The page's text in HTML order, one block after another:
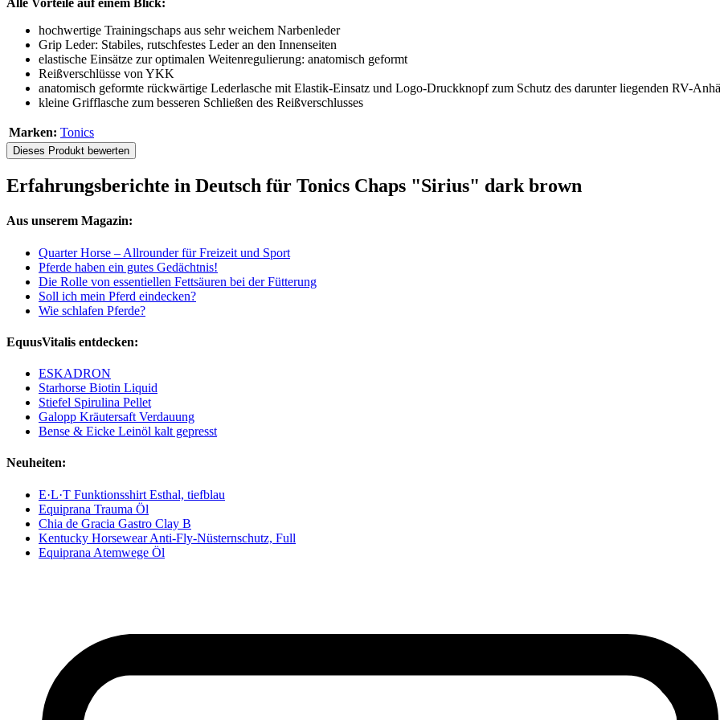
Alle Vorteile auf einem Blick:
hochwertige Trainingschaps aus sehr weichem Narbenleder
Grip Leder: Stabiles, rutschfestes Leder an den Innenseiten
elastische Einsätze zur optimalen Weitenregulierung: anatomisch geformt
Reißverschlüsse von YKK
anatomisch geformte rückwärtige Lederlasche mit Elastik-Einsatz und Logo-Druckknopf zum Schutz des darunter liegenden RV-
kleine Grifflasche zum besseren Schließen des Reißverschlusses
Marken: Tonics
Dieses Produkt bewerten
Erfahrungsberichte in Deutsch für Tonics Chaps "Sirius" dark brown
Aus unserem Magazin:
Quarter Horse – Allrounder für Freizeit und Sport
Pferde haben ein gutes Gedächtnis!
Die Rolle von essentiellen Fettsäuren bei der Fütterung
Soll ich mein Pferd eindecken?
Wie schlafen Pferde?
EquusVitalis entdecken:
ESKADRON
Starhorse Biotin Liquid
Stiefel Spirulina Pellet
Galopp Kräutersaft Verdauung
Bense & Eicke Leinöl kalt gepresst
Neuheiten:
E·L·T Funktionsshirt Esthal, tiefblau
Equiprana Trauma Öl
Chia de Gracia Gastro Clay B
Kentucky Horsewear Anti-Fly-Nüsternschutz, Full
Equiprana Atemwege Öl